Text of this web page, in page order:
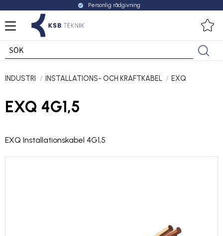
Meny
check_circle Personlig rådgivning
INDUSTRI INSTALLATIONS- OCH KRAFTKABEL EXQ
EXQ 4G1,5
EXQ Installationskabel 4G1,5